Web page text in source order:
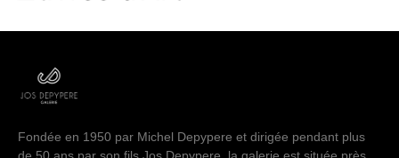
Fondée en 1950 par Michel Depypere et dirigée pendant plus